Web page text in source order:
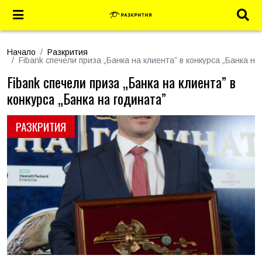
Начало
Разкрития
Fibank спечели приза „Банка на клиента” в конкурса „Банка на
РАЗКРИТИЯ
Fibank спечели приза „Банка на клиента” в
конкурса „Банка на годината”